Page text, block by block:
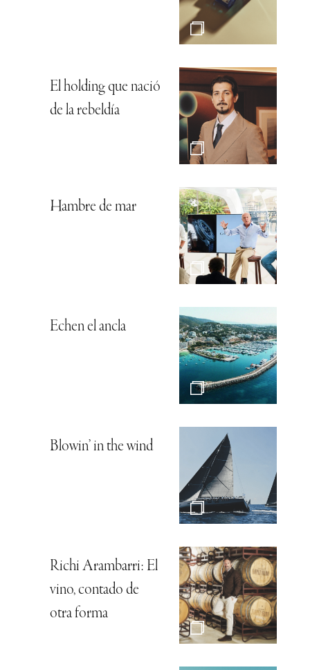
El holding que nació
de la rebeldía
Hambre de mar
Echen el ancla
Blowin’ in the wind
Richi Arambarri: El
vino, contado de
otra forma